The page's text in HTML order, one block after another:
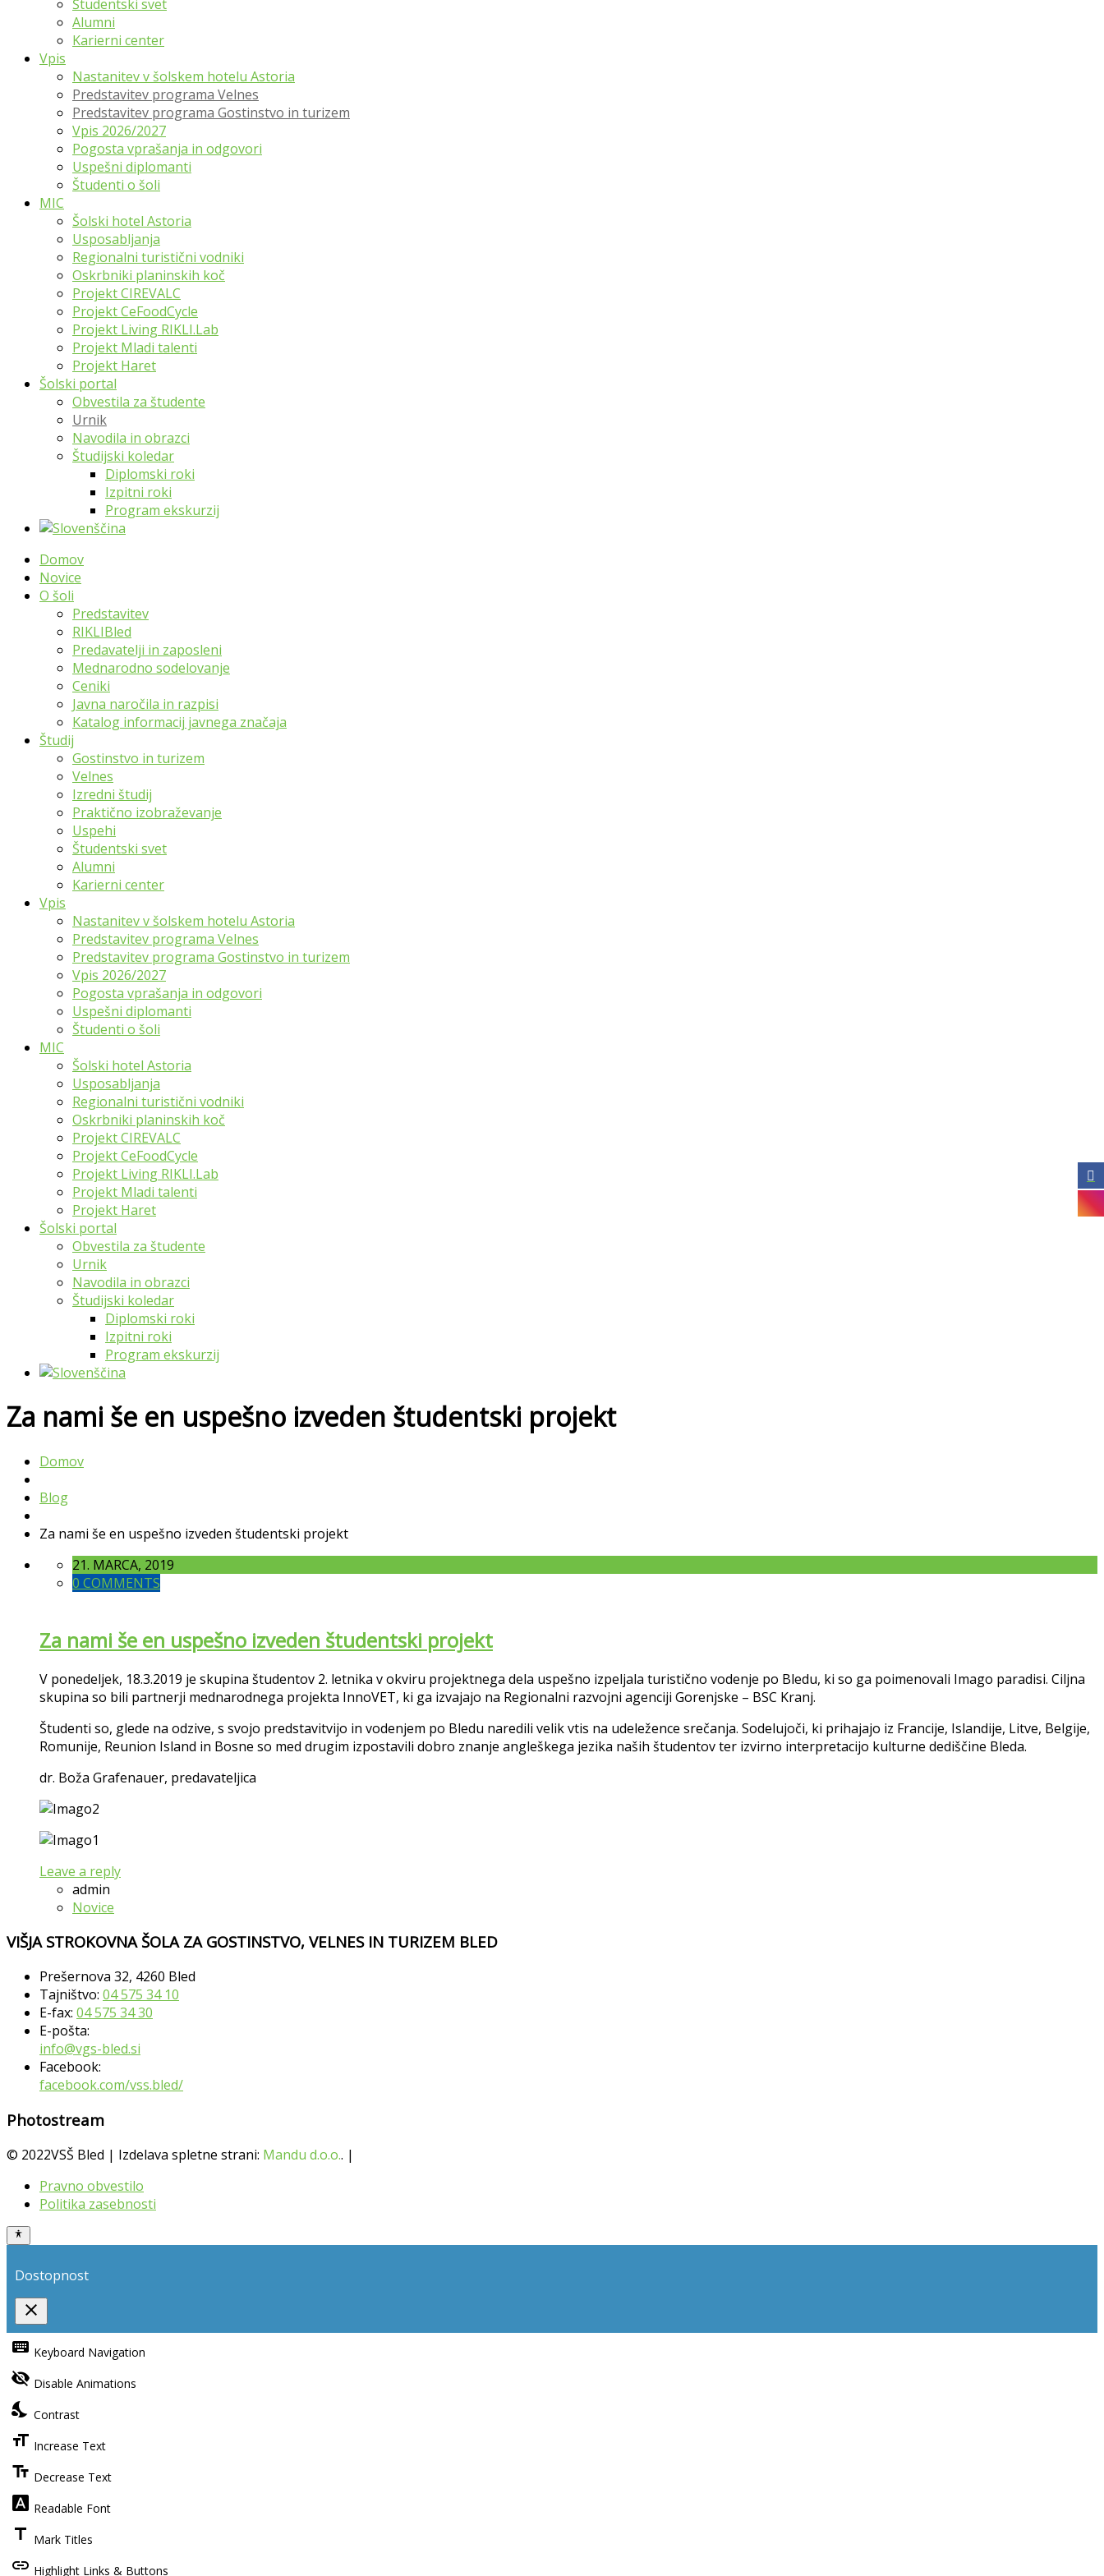
Študentski svet
Alumni
Karierni center
Vpis
Nastanitev v šolskem hotelu Astoria
Predstavitev programa Velnes
Predstavitev programa Gostinstvo in turizem
Vpis 2026/2027
Pogosta vprašanja in odgovori
Uspešni diplomanti
Študenti o šoli
MIC
Šolski hotel Astoria
Usposabljanja
Regionalni turistični vodniki
Oskrbniki planinskih koč
Projekt CIREVALC
Projekt CeFoodCycle
Projekt Living RIKLI.Lab
Projekt Mladi talenti
Projekt Haret
Šolski portal
Obvestila za študente
Urnik
Navodila in obrazci
Študijski koledar
Diplomski roki
Izpitni roki
Program ekskurzij
Domov
Novice
O šoli
Predstavitev
RIKLIBled
Predavatelji in zaposleni
Mednarodno sodelovanje
Ceniki
Javna naročila in razpisi
Katalog informacij javnega značaja
Študij
Gostinstvo in turizem
Velnes
Izredni študij
Praktično izobraževanje
Uspehi
Študentski svet
Alumni
Karierni center
Vpis
Nastanitev v šolskem hotelu Astoria
Predstavitev programa Velnes
Predstavitev programa Gostinstvo in turizem
Vpis 2026/2027
Pogosta vprašanja in odgovori
Uspešni diplomanti
Študenti o šoli
MIC
Šolski hotel Astoria
Usposabljanja
Regionalni turistični vodniki
Oskrbniki planinskih koč
Projekt CIREVALC
Projekt CeFoodCycle
Projekt Living RIKLI.Lab
Projekt Mladi talenti
Projekt Haret
Šolski portal
Obvestila za študente
Urnik
Navodila in obrazci
Študijski koledar
Diplomski roki
Izpitni roki
Program ekskurzij
Za nami še en uspešno izveden študentski projekt
Domov
Blog
Za nami še en uspešno izveden študentski projekt
21. MARCA, 2019
0 COMMENTS
Za nami še en uspešno izveden študentski projekt
V ponedeljek, 18.3.2019 je skupina študentov 2. letnika v okviru projektnega dela uspešno izpeljala turistično vodenje po Bledu, ki so ga poimenovali Imago paradisi. Ciljna
skupina so bili partnerji mednarodnega projekta InnoVET, ki ga izvajajo na Regionalni razvojni agenciji Gorenjske – BSC Kranj.
Študenti so, glede na odzive, s svojo predstavitvijo in vodenjem po Bledu naredili velik vtis na udeležence srečanja. Sodelujoči, ki prihajajo iz Francije, Islandije, Litve, Belgije,
Romunije, Reunion Island in Bosne so med drugim izpostavili dobro znanje angleškega jezika naših študentov ter izvirno interpretacijo kulturne dediščine Bleda.
dr. Boža Grafenauer, predavateljica
Leave a reply
admin
Novice
VIŠJA STROKOVNA ŠOLA ZA GOSTINSTVO, VELNES IN TURIZEM BLED
Prešernova 32, 4260 Bled
Tajništvo: 04 575 34 10
E-fax: 04 575 34 30
E-pošta:
info@vgs-bled.si
Facebook:
facebook.com/vss.bled/
Photostream
© 2022VSŠ Bled | Izdelava spletne strani: Mandu d.o.o.. |
Pravno obvestilo
Politika zasebnosti
Dostopnost
close
Toggle
visibility
Accessibility
keyboard Keyboard Navigation
visibility_off Disable Animations
nights_stay Contrast
format_size Increase Text
text_fields Decrease Text
font_download Readable Font
title Mark Titles
link Highlight Links & Buttons